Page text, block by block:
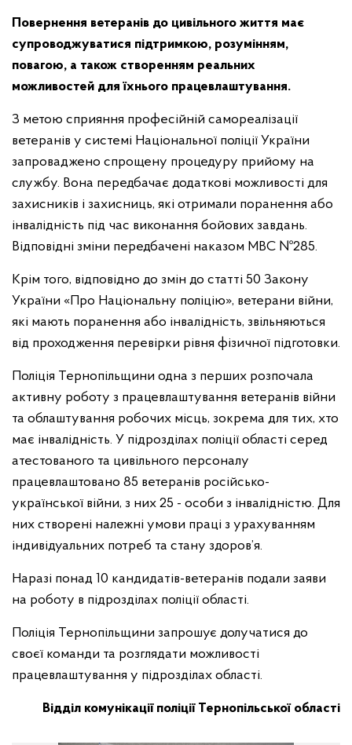
Повернення ветеранів до цивільного життя має
супроводжуватися підтримкою, розумінням,
повагою, а також створенням реальних
можливостей для їхнього працевлаштування.
З метою сприяння професійній самореалізації
ветеранів у системі Національної поліції України
запроваджено спрощену процедуру прийому на
службу. Вона передбачає додаткові можливості для
захисників і захисниць, які отримали поранення або
інвалідність під час виконання бойових завдань.
Відповідні зміни передбачені наказом МВС №285.
Крім того, відповідно до змін до статті 50 Закону
України «Про Національну поліцію», ветерани війни,
які мають поранення або інвалідність, звільняються
від проходження перевірки рівня фізичної підготовки.
Поліція Тернопільщини одна з перших розпочала
активну роботу з працевлаштування ветеранів війни
та облаштування робочих місць, зокрема для тих, хто
має інвалідність. У підрозділах поліції області серед
атестованого та цивільного персоналу
працевлаштовано 85 ветеранів російсько-
української війни, з них 25 - особи з інвалідністю. Для
них створені належні умови праці з урахуванням
індивідуальних потреб та стану здоров’я.
Наразі понад 10 кандидатів-ветеранів подали заяви
на роботу в підрозділах поліції області.
Поліція Тернопільщини запрошує долучатися до
своєї команди та розглядати можливості
працевлаштування у підрозділах області.
Відділ комунікації поліції Тернопільської області